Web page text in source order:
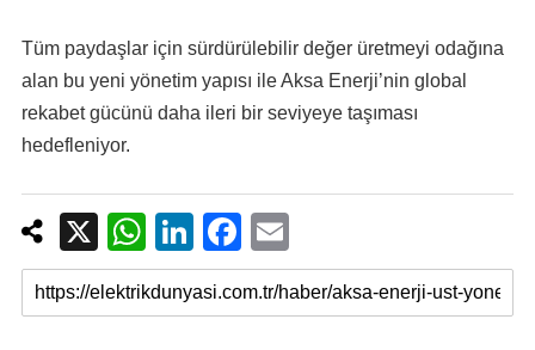
Tüm paydaşlar için sürdürülebilir değer üretmeyi odağına
alan bu yeni yönetim yapısı ile Aksa Enerji’nin global
rekabet gücünü daha ileri bir seviyeye taşıması
hedefleniyor.
X
W
h
at
Li
n
k
F
a
c
m
ail